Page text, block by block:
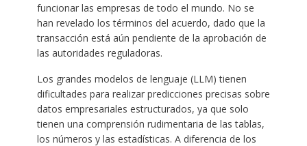
funcionar las empresas de todo el mundo. No se
han revelado los términos del acuerdo, dado que la
transacción está aún pendiente de la aprobación de
las autoridades reguladoras.
Los grandes modelos de lenguaje (LLM) tienen
dificultades para realizar predicciones precisas sobre
datos empresariales estructurados, ya que solo
tienen una comprensión rudimentaria de las tablas,
los números y las estadísticas. A diferencia de los